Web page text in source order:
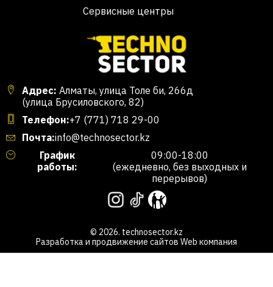
Сервисные центры
Адрес: Алматы, улица Толе би, 266д
(улица Брусиловского, 82)
Телефон:+7 (771) 718 29-00
Почта:info@technosector.kz
График
работы:
09:00-18:00
(ежедневно, без выходных и
перерывов)
© 2026. technosector.kz
Разработка и продвижение сайтов Web компания